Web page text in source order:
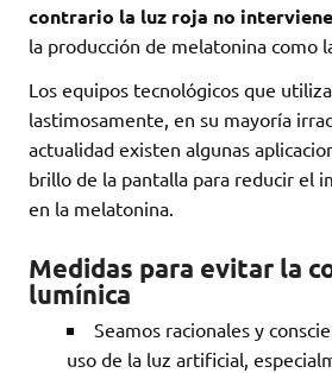
contrario la luz roja no
la producción de melatonina como
Los equipos tecnológicos que
lastimosamente, en su mayoría
actualidad existen algunas
brillo de la pantalla para reducir el
en la melatonina.
Medidas para evitar la
lumínica
Seamos racionales y
uso de la luz artificial,